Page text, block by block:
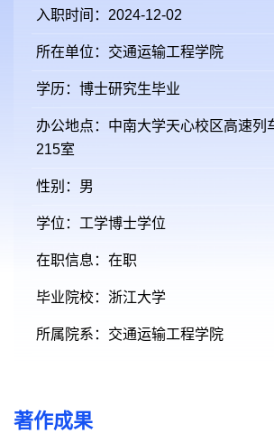
入职时间：2024-12-02
所在单位：交通运输工程学院
学历：博士研究生毕业
办公地点：中南大学天心校区高速列
215室
性别：男
学位：工学博士学位
在职信息：在职
毕业院校：浙江大学
所属院系：交通运输工程学院
著作成果